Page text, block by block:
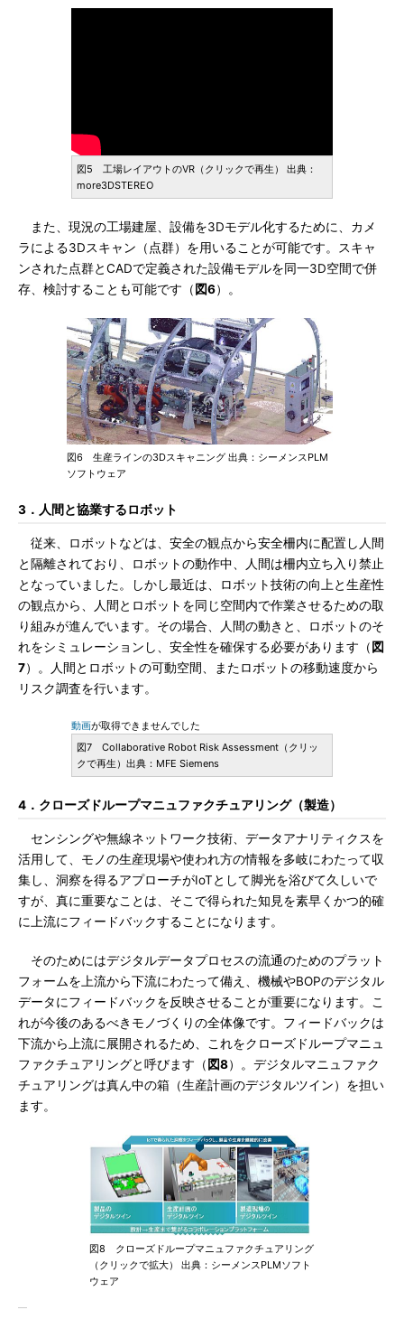
図5 工場レイアウトのVR（クリックで再生） 出典：
more3DSTEREO
また、現況の工場建屋、設備を3Dモデル化するために、カメ
ラによる3Dスキャン（点群）を用いることが可能です。スキャ
ンされた点群とCADで定義された設備モデルを同一3D空間で併
存、検討することも可能です（ 図6）。
図6 生産ラインの3Dスキャニング 出典：シーメンスPLM
ソフトウェア
3．人間と協業するロボット
従来、ロボットなどは、安全の観点から安全柵内に配置し人間
と隔離されており、ロボットの動作中、人間は柵内立ち入り禁止
となっていました。しかし最近は、ロボット技術の向上と生産性
の観点から、人間とロボットを同じ空間内で作業させるための取
り組みが進んでいます。その場合、人間の動きと、ロボットのそ
れをシミュレーションし、安全性を確保する必要があります（ 図
7）。人間とロボットの可動空間、またロボットの移動速度から
リスク調査を行います。
動画が取得できませんでした
図7 Collaborative Robot Risk Assessment（クリッ
クで再生）出典：MFE Siemens
4．クローズドループマニュファクチュアリング（製造）
センシングや無線ネットワーク技術、データアナリティクスを
活用して、モノの生産現場や使われ方の情報を多岐にわたって収
集し、洞察を得るアプローチがIoTとして脚光を浴びて久しいで
すが、真に重要なことは、そこで得られた知見を素早くかつ的確
に上流にフィードバックすることになります。
そのためにはデジタルデータプロセスの流通のためのプラット
フォームを上流から下流にわたって備え、機械やBOPのデジタル
データにフィードバックを反映させることが重要になります。こ
れが今後のあるべきモノづくりの全体像です。フィードバックは
下流から上流に展開されるため、これをクローズドループマニュ
ファクチュアリングと呼びます（ 図8）。デジタルマニュファク
チュアリングは真ん中の箱（生産計画のデジタルツイン）を担い
ます。
図8 クローズドループマニュファクチュアリング
（クリックで拡大） 出典：シーメンスPLMソフト
ウェア